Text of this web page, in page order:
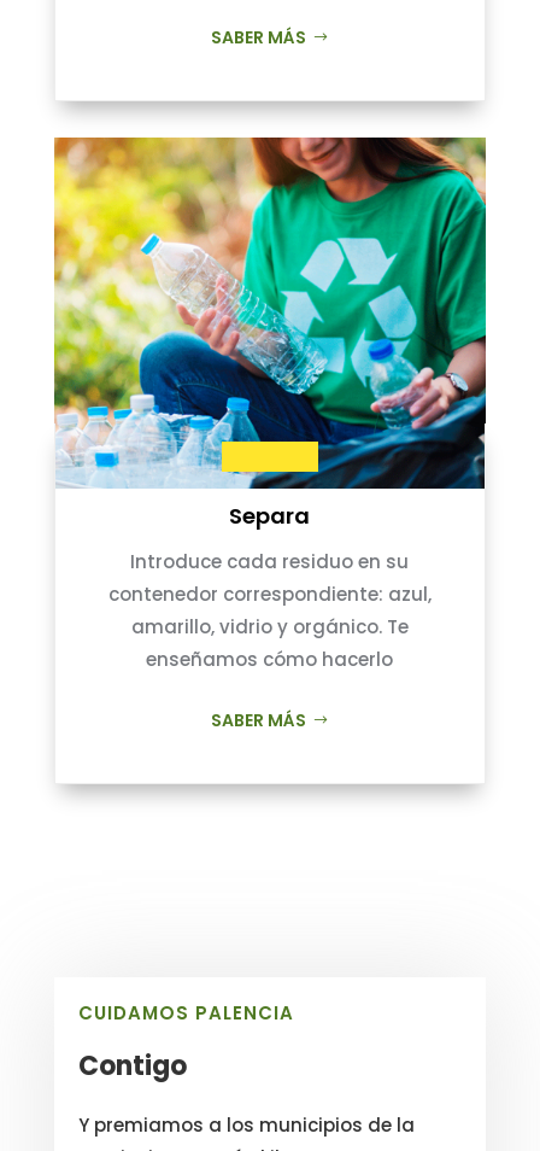
SABER MÁS
Separa
Introduce cada residuo en su
contenedor correspondiente: azul,
amarillo, vidrio y orgánico. Te
enseñamos cómo hacerlo
SABER MÁS
CUIDAMOS PALENCIA
Contigo
Y premiamos a los municipios de la